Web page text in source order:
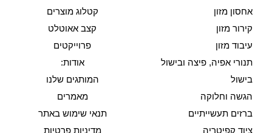
אחסון מזון
קירור מזון
עיבוד מזון
תנורי אפיה, פיצה ובישול
בישול
הגשה וחלוקה
ברזים תעשייתיים
ציוד קפיטריה
קטלוג מוצרים
קצב אאוטלט
פרוייקטים
אודות:
המותגים שלנו
מאמרים
תנאי שימוש באתר
מדיניות פרטיות